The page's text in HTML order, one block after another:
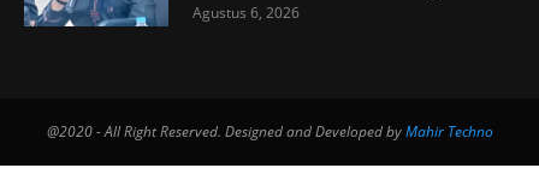
Agustus 6, 2026
@2020 - All Right Reserved. Designed and Developed byMahir Techno